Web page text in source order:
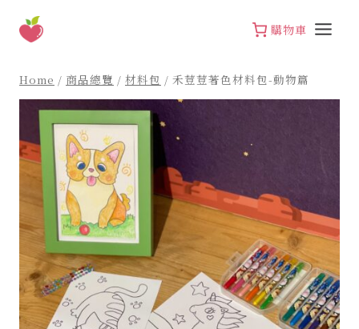
購物車
Home / 商品總覽 / 材料包 / 禾荳荳著色材料包-動物篇